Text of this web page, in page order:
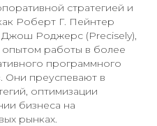
стратегией и
Роберт Г. Пейнтер
Джош Роджерс (Precisely),
работы в более
программного
Они преуспевают в
оптимизации
бизнеса на
рынках.